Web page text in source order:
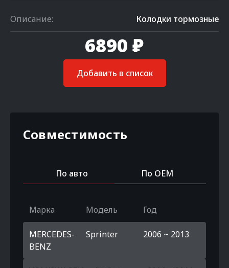
Описание: Колодки тормозные
6890 ₽
Добавить в список
Совместимость
По авто По OEM
Марка Модель Год
MERCEDES-
BENZ
Sprinter 2006 ~ 2013